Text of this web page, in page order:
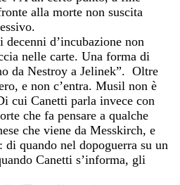
alla morte non suscita
d’incubazione non
nelle carte. Una forma di
da Nestroy a Jelinek”. Oltre
e non c’entra. Musil non è
cui Canetti parla invece con
che fa pensare a qualche
che viene da Messkirch, e
quando nel dopoguerra su un
Canetti s’informa, gli